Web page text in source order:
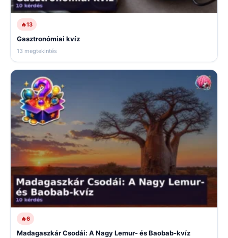
🔥13
Gasztronómiai kvíz
13 megtekintés
🔥6
Madagaszkár Csodái: A Nagy Lemur- és Baobab-kvíz